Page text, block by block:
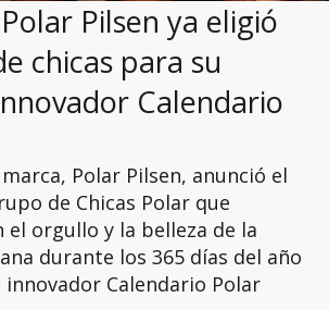
Pilsen ya eligió
chicas para su
Calendario
Polar Pilsen, anunció el
de Chicas Polar que
el orgullo y la belleza de la
durante los 365 días del año
innovador Calendario Polar